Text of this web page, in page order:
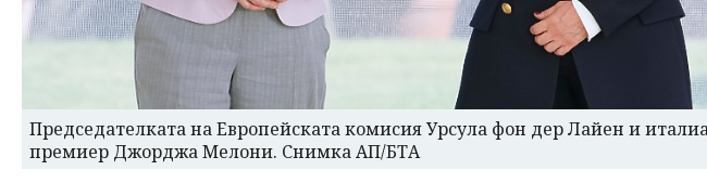
Председателката на Европейската комисия Урсула фон дер Лайен и
премиер Джорджа Мелони. Снимка АП/БТА